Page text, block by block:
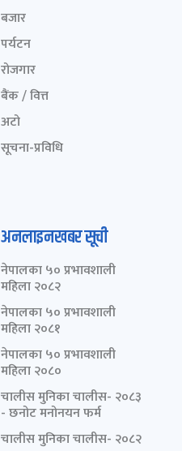
बजार
पर्यटन
रोजगार
बैंक / वित्त
अटो
सूचना-प्रविधि
अनलाइनखबर सूची
नेपालका ५० प्रभावशाली
महिला २०८२
नेपालका ५० प्रभावशाली
महिला २०८१
नेपालका ५० प्रभावशाली
महिला २०८०
चालीस मुनिका चालीस- २०८३
- छनोट मनोनयन फर्म
चालीस मुनिका चालीस- २०८२